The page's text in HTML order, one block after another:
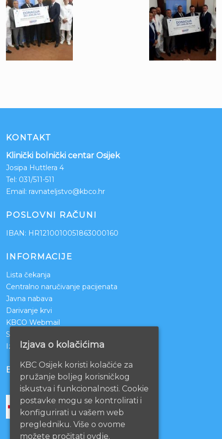
KONTAKT
Klinički bolnički centar Osijek
Josipa Huttlera 4
Tel: 031/511-511
Email: ravnateljstvo@kbco.hr
POSLOVNI RAČUNI
IBAN: HR1210010051863000160
INFORMACIJE
Lista čekanja
Centralno naručivanje pacijenata
Javna nabava
Darivanje krvi
KBCO Webmail
Sestrinstvo KBC Osijek
Izjava o pristupačnosti mrežnih stranica
BOLNICE PARTNERI
Izjava o kolačićima
KBC Osijek koristi kolačiće za
pružanje boljeg korisničkog
iskustva i funkcionalnosti. Cookie
postavke mogu se kontrolirati i
konfigurirati u vašem web
pregledniku. Više o ovome
možete pročitati ovdje.